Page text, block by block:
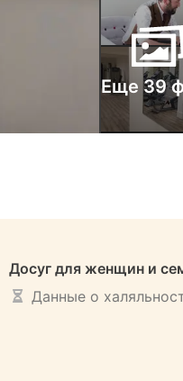
Еще 39
Досуг для женщин и
Данные о